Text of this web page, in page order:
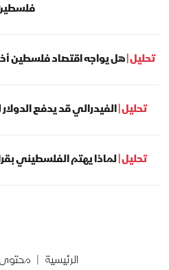
تحليل |هل يواجه اقتصاد فلسطين
تحليل |الفيدرالي قد يدفع الدولار لـ قمّة 4 شهور
تحليل |لماذا يهتم الفلسطيني بقرار بنك
الرئيسية